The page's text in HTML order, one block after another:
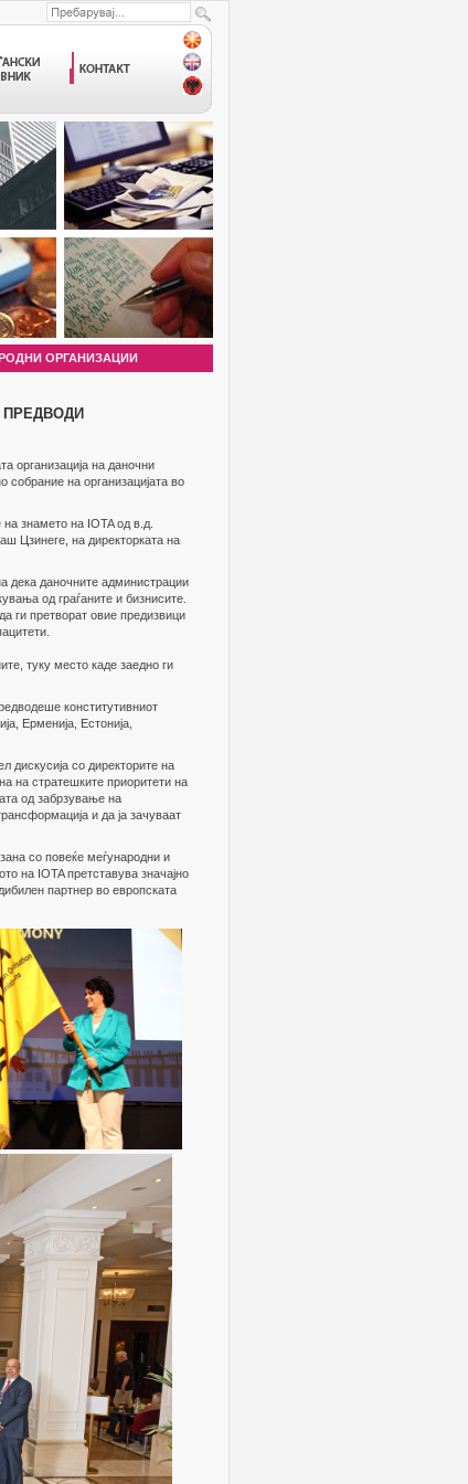
ОРГАНИЗАЦИИ
ПРЕДВОДИ
организација на даночни
на организацијата во
знамето на IOTA од в.д.
Цзинеге, на директорката на
дека даночните администрации
од граѓаните и бизнисите.
ги претворат овие предизвици
туку место каде заедно ги
конститутивниот
Ерменија, Естонија,
дискусија со директорите на
на стратешките приоритети на
од забрзување на
и да ја зачуваат
со повеќе меѓународни и
на IOTA претставува значајно
партнер во европската